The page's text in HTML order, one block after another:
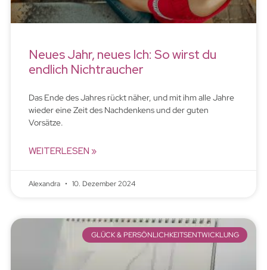
Neues Jahr, neues Ich: So wirst du
endlich Nichtraucher
Das Ende des Jahres rückt näher, und mit ihm alle Jahre
wieder eine Zeit des Nachdenkens und der guten
Vorsätze.
WEITERLESEN »
Alexandra 10. Dezember 2024
GLÜCK & PERSÖNLICHKEITSENTWICKLUNG